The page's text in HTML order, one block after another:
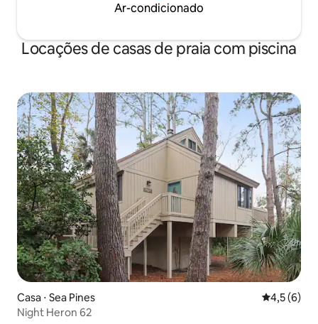
Ar-condicionado
Locações de casas de praia com piscina
Casa ⋅ Sea Pines 4,5 de
4,5 (6)
Night Heron 62